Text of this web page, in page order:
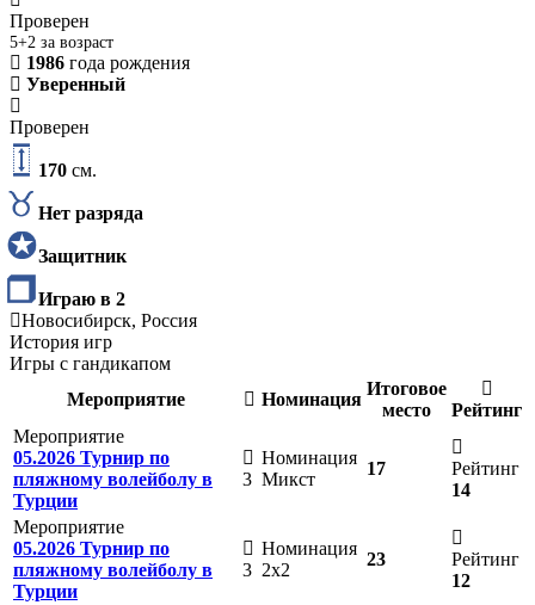
Проверен
5+2 за возраст
1986 года рождения
Уверенный
Проверен
170 см.
Нет разряда
Защитник
Играю в 2
Новосибирск, Россия
История игр
Игры с гандикапом
Мероприятие
Номинация
Итоговое
место
Рейтинг
Мероприятие
05.2026 Турнир по
пляжному волейболу в
Турции
3
Номинация
Микст
17
Рейтинг
14
Мероприятие
05.2026 Турнир по
пляжному волейболу в
Турции
3
Номинация
2х2
23
Рейтинг
12